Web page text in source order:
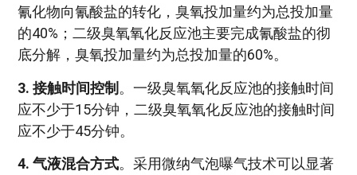
氰化物向氰酸盐的转化，臭氧投加量约为总投加量
的40%；二级臭氧氧化反应池主要完成氰酸盐的彻
底分解，臭氧投加量约为总投加量的60%。
3. 接触时间控制 。一级臭氧氧化反应池的接触时间
应不少于15分钟，二级臭氧氧化反应池的接触时间
应不少于45分钟。
4. 气液混合方式。采用微纳气泡曝气技术可以显著